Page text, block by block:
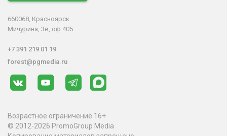
660068, Красноярск
Мичурина, 3в, оф.405
+7 391 219 01 19
forest@pgmedia.ru
Возрастное ограничение 16+
© 2012-2026 PromoGroup Media